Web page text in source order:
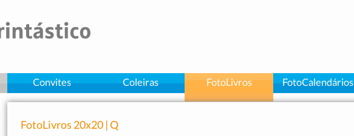
Convites Coleiras FotoLivros FotoCalendários
FotoLivros 20x20 | Q